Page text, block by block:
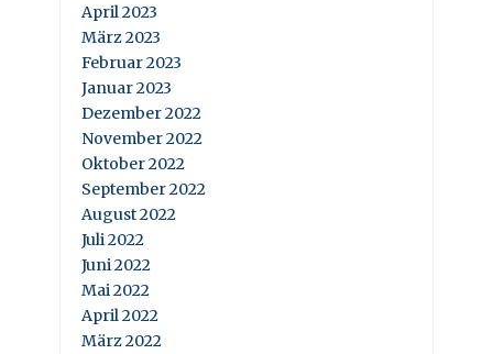
April 2023
März 2023
Februar 2023
Januar 2023
Dezember 2022
November 2022
Oktober 2022
September 2022
August 2022
Juli 2022
Juni 2022
Mai 2022
April 2022
März 2022